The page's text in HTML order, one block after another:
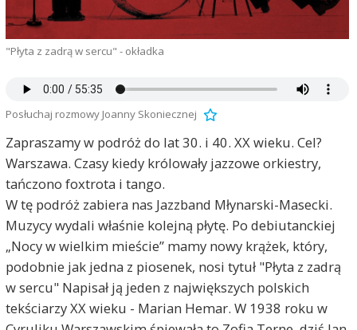
"Płyta z zadrą w sercu" - okładka
Posłuchaj rozmowy Joanny Skoniecznej
Zapraszamy w podróż do lat 30. i 40. XX wieku. Cel?
Warszawa. Czasy kiedy królowały jazzowe orkiestry,
tańczono foxtrota i tango.
W tę podróż zabiera nas Jazzband Młynarski-Masecki.
Muzycy wydali właśnie kolejną płytę. Po debiutanckiej
„Nocy w wielkim mieście” mamy nowy krążek, który,
podobnie jak jedna z piosenek, nosi tytuł "Płyta z zadrą
w sercu" Napisał ją jeden z największych polskich
tekściarzy XX wieku - Marian Hemar. W 1938 roku w